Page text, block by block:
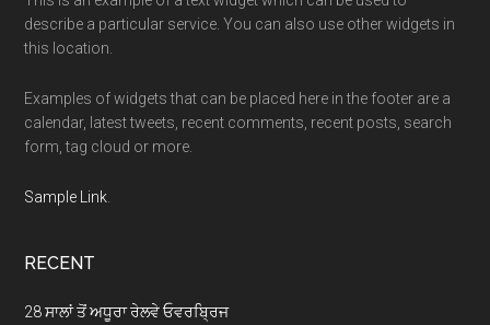
describe a particular service. You can also use other widgets in
this location.
Examples of widgets that can be placed here in the footer are a
calendar, latest tweets, recent comments, recent posts, search
form, tag cloud or more.
Sample Link
RECENT
28 ਸਾਲਾਂ ਤੋਂ ਅਧੂਰਾ ਰੇਲਵੇ ਓਵਰਬ੍ਰਿਜ